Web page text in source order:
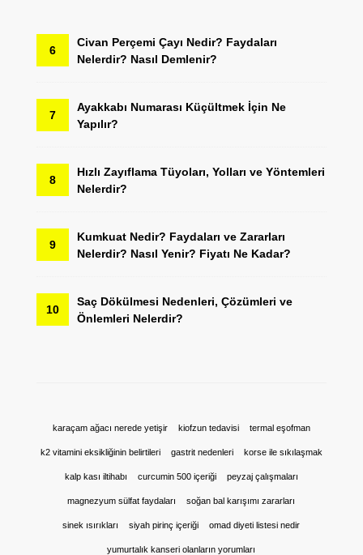
6
Civan Perçemi Çayı Nedir? Faydaları
Nelerdir? Nasıl Demlenir?
7
Ayakkabı Numarası Küçültmek İçin Ne
Yapılır?
8
Hızlı Zayıflama Tüyoları, Yolları ve Yöntemleri
Nelerdir?
9
Kumkuat Nedir? Faydaları ve Zararları
Nelerdir? Nasıl Yenir? Fiyatı Ne Kadar?
10
Saç Dökülmesi Nedenleri, Çözümleri ve
Önlemleri Nelerdir?
karaçam ağacı nerede yetişir kiofzun tedavisi termal eşofman
k2 vitamini eksikliğinin belirtileri gastrit nedenleri korse ile sıkılaşmak
kalp kası iltihabı curcumin 500 içeriği peyzaj çalışmaları
magnezyum sülfat faydaları soğan bal karışımı zararları
sinek ısırıkları siyah pirinç içeriği omad diyeti listesi nedir
yumurtalık kanseri olanların yorumları